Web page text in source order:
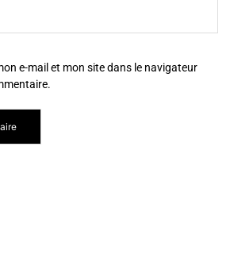
e-mail et mon site dans le navigateur